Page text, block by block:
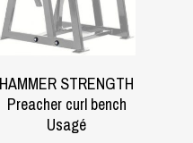
HAMMER STRENGTH
Preacher curl bench
Usagé